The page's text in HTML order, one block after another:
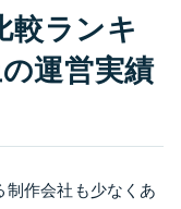
較ランキ
運営実績
作会社も少なくあ